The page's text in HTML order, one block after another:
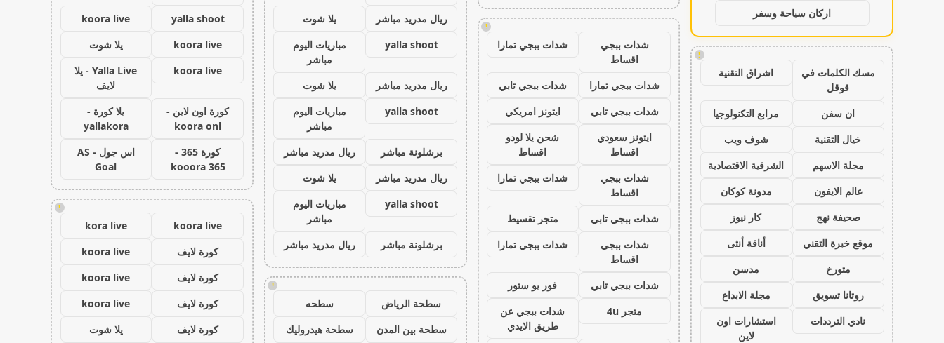
اركان سياحة وسفر
!
مسك الكلمات في
قوقل
اشراق التقنية
ان سفن
مرابع التكنولوجيا
خيال التقنية
شوف ويب
مجلة الاسهم
الشرقية الاقتصادية
عالم الايفون
مدونة كوكان
صحيفة نهج
كار نيوز
موقع خبرة التقني
أناقة أنثى
متورخ
مدسن
روتانا تسويق
مجلة الابداع
نادي الترددات
استشارات اون
لاين
!
شدات ببجي
اقساط
شدات ببجي تمارا
شدات ببجي تمارا
شدات ببجي تابي
شدات ببجي تابي
ايتونز امريكي
ايتونز سعودي
اقساط
شحن يلا لودو
اقساط
شدات ببجي
اقساط
شدات ببجي تمارا
شدات ببجي تابي
متجر تقسيط
شدات ببجي
اقساط
شدات ببجي تمارا
شدات ببجي تابي
فور يو ستور
متجر 4u
شدات ببجي عن
طريق الايدي
ريال مدريد مباشر
يلا شوت
yalla shoot
مباريات اليوم
مباشر
ريال مدريد مباشر
يلا شوت
yalla shoot
مباريات اليوم
مباشر
برشلونة مباشر
ريال مدريد مباشر
ريال مدريد مباشر
يلا شوت
yalla shoot
مباريات اليوم
مباشر
برشلونة مباشر
ريال مدريد مباشر
!
سطحة الرياض
سطحه
سطحة بين المدن
سطحة هيدروليك
yalla shoot
koora live
koora live
يلا شوت
koora live
Yalla Live - يلا
لايف
كورة اون لاين -
koora onl
يلا كورة -
yallakora
كورة 365 -
kooora 365
اس جول - AS
Goal
!
koora live
kora live
كورة لايف
koora live
كورة لايف
koora live
كورة لايف
koora live
كورة لايف
يلا شوت